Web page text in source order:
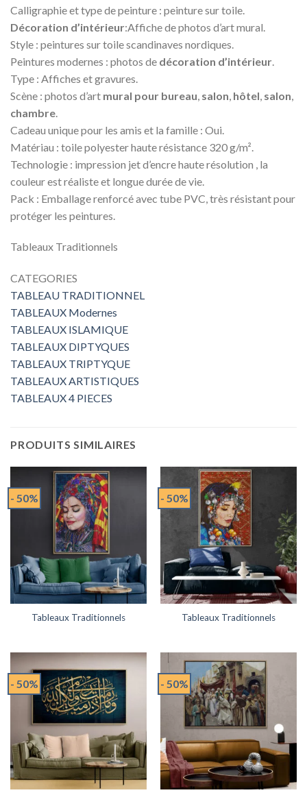
Calligraphie et type de peinture : peinture sur toile.
Décoration d’intérieur:Affiche de photos d’art mural.
Style : peintures sur toile scandinaves nordiques.
Peintures modernes : photos de décoration d’intérieur
Type : Affiches et gravures.
Scène : photos d’art mural pour bureau salon hôtel salon
chambre
Cadeau unique pour les amis et la famille : Oui.
Matériau : toile polyester haute résistance 320 g/m².
Technologie : impression jet d’encre haute résolution , la
couleur est réaliste et longue durée de vie.
Pack : Emballage renforcé avec tube PVC, très résistant pour
protéger les peintures.
Tableaux Traditionnels
CATEGORIES
TABLEAU TRADITIONNEL
TABLEAUX Modernes
TABLEAUX ISLAMIQUE
TABLEAUX DIPTYQUES
TABLEAUX TRIPTYQUE
TABLEAUX ARTISTIQUES
TABLEAUX 4 PIECES
PRODUITS SIMILAIRES
- 50%
Tableaux Traditionnels
- 50%
Tableaux Traditionnels
- 50% - 50%